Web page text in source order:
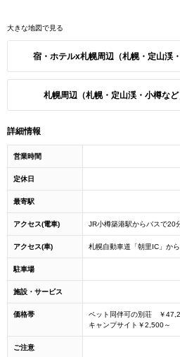
大きな地図で見る
宿・ホテルx札幌周辺（札幌・定山渓
札幌周辺（札幌・定山渓・小樽な
詳細情報
営業時間
定休日
最寄駅
アクセス(電車) JR小樽築港駅からバスで20
アクセス(車) 札幌自動車道「朝里IC」か
駐車場
施設・サービス
価格帯
ペット同伴可の別荘 ￥
キャンプサイト￥2,500～
ご注意